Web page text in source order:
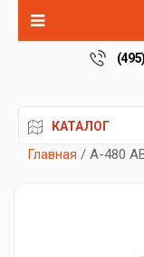
КАТАЛОГ
Главная / А-480